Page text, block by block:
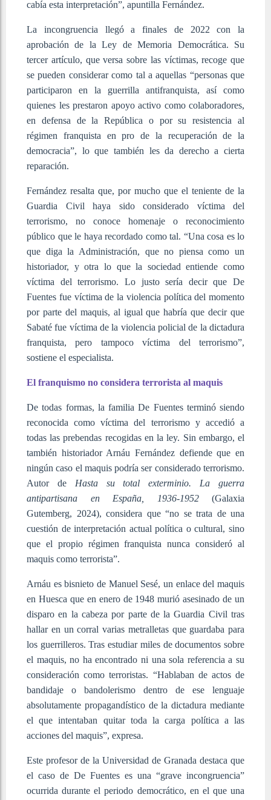
cabía esta interpretación”, apuntilla Fernández.
La incongruencia llegó a finales de 2022 con la
aprobación de la Ley de Memoria Democrática. Su
tercer artículo, que versa sobre las víctimas, recoge que
se pueden considerar como tal a aquellas “personas que
participaron en la guerrilla antifranquista, así como
quienes les prestaron apoyo activo como colaboradores,
en defensa de la República o por su resistencia al
régimen franquista en pro de la recuperación de la
democracia”, lo que también les da derecho a cierta
reparación.
Fernández resalta que, por mucho que el teniente de la
Guardia Civil haya sido considerado víctima del
terrorismo, no conoce homenaje o reconocimiento
público que le haya recordado como tal. “Una cosa es lo
que diga la Administración, que no piensa como un
historiador, y otra lo que la sociedad entiende como
víctima del terrorismo. Lo justo sería decir que De
Fuentes fue víctima de la violencia política del momento
por parte del maquis, al igual que habría que decir que
Sabaté fue víctima de la violencia policial de la dictadura
franquista, pero tampoco víctima del terrorismo”,
sostiene el especialista.
El franquismo no considera terrorista al maquis
De todas formas, la familia De Fuentes terminó siendo
reconocida como víctima del terrorismo y accedió a
todas las prebendas recogidas en la ley. Sin embargo, el
también historiador Arnáu Fernández defiende que en
ningún caso el maquis podría ser considerado terrorismo.
Autor de Hasta su total exterminio. La guerra
antipartisana en España, 1936-1952(Galaxia
Gutemberg, 2024), considera que “no se trata de una
cuestión de interpretación actual política o cultural, sino
que el propio régimen franquista nunca consideró al
maquis como terrorista”.
Arnáu es bisnieto de Manuel Sesé, un enlace del maquis
en Huesca que en enero de 1948 murió asesinado de un
disparo en la cabeza por parte de la Guardia Civil tras
hallar en un corral varias metralletas que guardaba para
los guerrilleros. Tras estudiar miles de documentos sobre
el maquis, no ha encontrado ni una sola referencia a su
consideración como terroristas. “Hablaban de actos de
bandidaje o bandolerismo dentro de ese lenguaje
absolutamente propagandístico de la dictadura mediante
el que intentaban quitar toda la carga política a las
acciones del maquis”, expresa.
Este profesor de la Universidad de Granada destaca que
el caso de De Fuentes es una “grave incongruencia”
ocurrida durante el periodo democrático, en el que una